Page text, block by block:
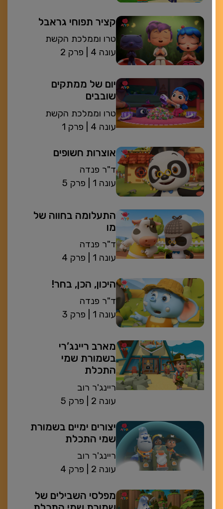
קציר תפוחי גראבל
טרו וממלכת הקשת
פרק 2
| עונה 4
יום של ממתקים
שובבים
טרו וממלכת הקשת
פרק 1
| עונה 4
אוצרות חשופים
ד"ר פנדה
פרק 5
| עונה 1
התעלומה בחווה של
ד"ר פנדה
פרק 4
| עונה 1
היכון, הכן, בחר!
ד"ר פנדה
פרק 3
| עונה 1
מארב ריינג’רי
בשמורת שמי
התכלת
ריינג'ר רוב
פרק 5
| עונה 2
יצורים ימיים בשמורת
שמי התכלת
ריינג'ר רוב
פרק 4
| עונה 2
מפלסי השבילים של